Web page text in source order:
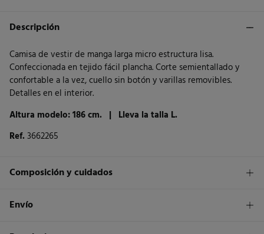
Descripción
Camisa de vestir de manga larga micro estructura lisa.
Confeccionada en tejido fácil plancha. Corte semientallado y
confortable a la vez, cuello sin botón y varillas removibles.
Detalles en el interior.
Altura modelo: 186 cm. | Lleva la talla L.
Ref.3662265
Composición y cuidados
Composición
Envío
1,95€